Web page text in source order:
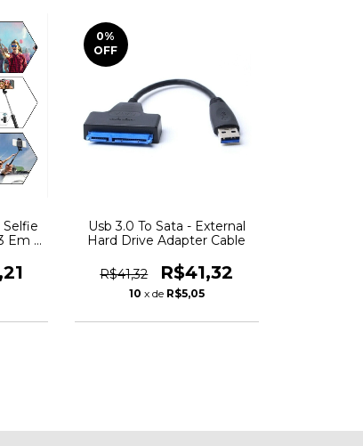
Selfie
Em 1-
0%
OFF
Usb 3.0 To Sata - External
Hard Drive Adapter Cable
R$41,32 R$41,32
10 x de R$5,05